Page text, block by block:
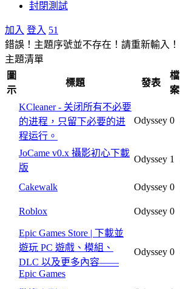
封閉測試
加入 登入 51
錯誤！主題序號並不存在！請重新輸入！
主題清單
圖
示
標題 發表
檔
案
KCleaner - 关闭所有不必要
的进程，只留下必要的进
程运行。
Odyssey 0
JoCame v0.x 攝影初心下載
版
Odyssey 1
Cakewalk Odyssey 0
Roblox
Odyssey 0
Epic Games Store | 下載並
遊玩 PC 遊戲、模組、
DLC 以及更多內容——
Epic Games
Odyssey 0